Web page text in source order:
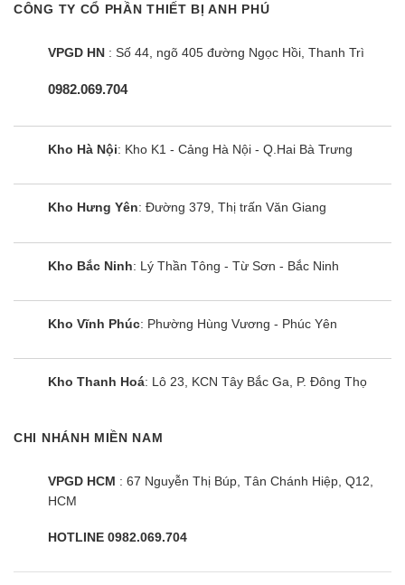
CÔNG TY CỔ PHẦN THIẾT BỊ ANH PHÚ
VPGD HN : Số 44, ngõ 405 đường Ngọc Hồi, Thanh Trì
0982.069.704
Kho Hà Nội: Kho K1 - Cảng Hà Nội - Q.Hai Bà Trưng
Kho Hưng Yên: Đường 379, Thị trấn Văn Giang
Kho Bắc Ninh: Lý Thần Tông - Từ Sơn - Bắc Ninh
Kho Vĩnh Phúc: Phường Hùng Vương - Phúc Yên
Kho Thanh Hoá: Lô 23, KCN Tây Bắc Ga, P. Đông Thọ
CHI NHÁNH MIỀN NAM
VPGD HCM : 67 Nguyễn Thị Búp, Tân Chánh Hiệp, Q12,
HCM
HOTLINE 0982.069.704